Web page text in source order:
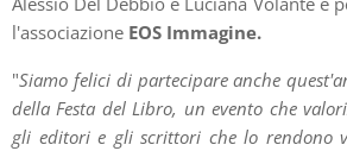
l'associazione EOS Immagine.
"Siamo felici di partecipare anche
della Festa del Libro, un evento che
gli editori e gli scrittori che lo rendono